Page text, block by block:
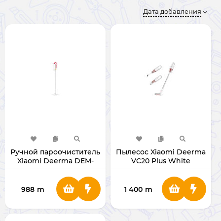
Дата добавления
Ручной пароочиститель
Xiaomi Deerma DEM-
988 m
Пылесос Xiaomi Deerma
VC20 Plus White
1 400 m